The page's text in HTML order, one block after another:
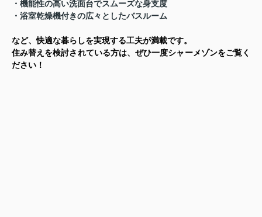
・機能性の高い洗面台でスムーズな身支度
・浴室乾燥機付きの広々としたバスルーム
など、快適な暮らしを実現する工夫が満載です。
住み替えを検討されている方は、ぜひ一度シャーメゾンをご覧く
ださい！